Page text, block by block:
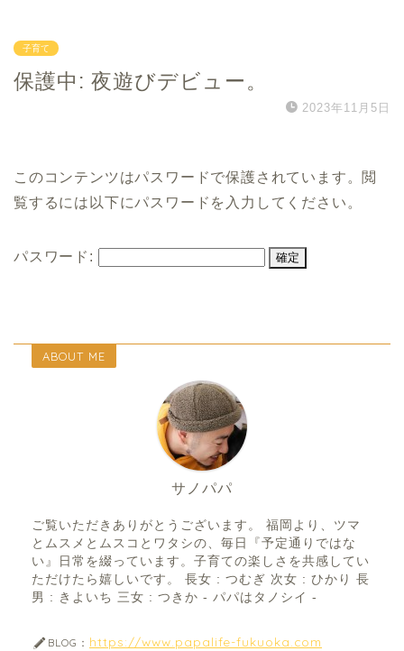
子育て
保護中: 夜遊びデビュー。
2023年11月5日
このコンテンツはパスワードで保護されています。閲
覧するには以下にパスワードを入力してください。
パスワード:
ABOUT ME
サノパパ
ご覧いただきありがとうございます。 福岡より、ツマ
とムスメとムスコとワタシの、毎日『予定通りではな
い』日常を綴っています。子育ての楽しさを共感してい
ただけたら嬉しいです。 長女 : つむぎ 次女 : ひかり 長
男 : きよいち 三女 : つきか - パパはタノシイ -
BLOG： https://www.papalife-fukuoka.com